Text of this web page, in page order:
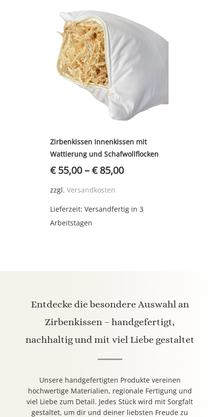
Zirbenkissen Innenkissen mit
Wattierung und Schafwollflocken
€55,00–€85,00
zzgl.Versandkosten
Lieferzeit:Versandfertig in 3
Arbeitstagen
Entdecke die besondere Auswahl an
Zirbenkissen – handgefertigt,
nachhaltig und mit viel Liebe gestaltet
Unsere handgefertigten Produkte vereinen
hochwertige Materialien, regionale Fertigung und
viel Liebe zum Detail. Jedes Stück wird mit Sorgfalt
gestaltet, um dir und deiner liebsten Freude zu